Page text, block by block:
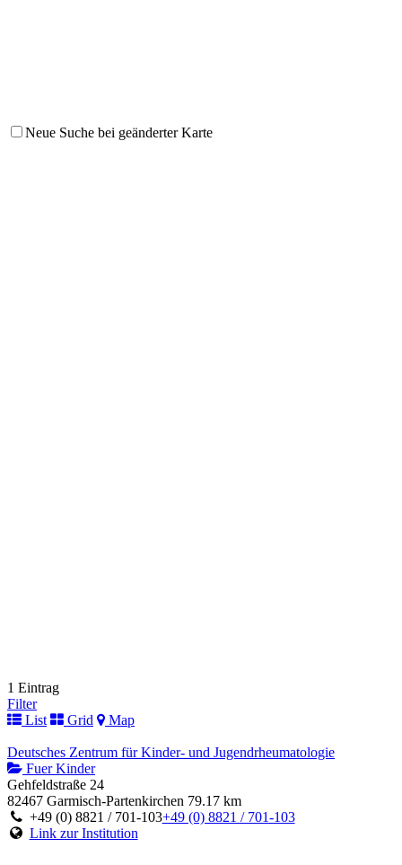
Neue Suche bei geänderter Karte
1 Eintrag
Filter
List
Grid Map
Deutsches Zentrum für Kinder- und Jugendrheumatologie
Fuer Kinder
Gehfeldstraße 24
82467 Garmisch-Partenkirchen 79.17 km
+49 (0) 8821 / 701-103+49 (0) 8821 / 701-103
Link zur Institution